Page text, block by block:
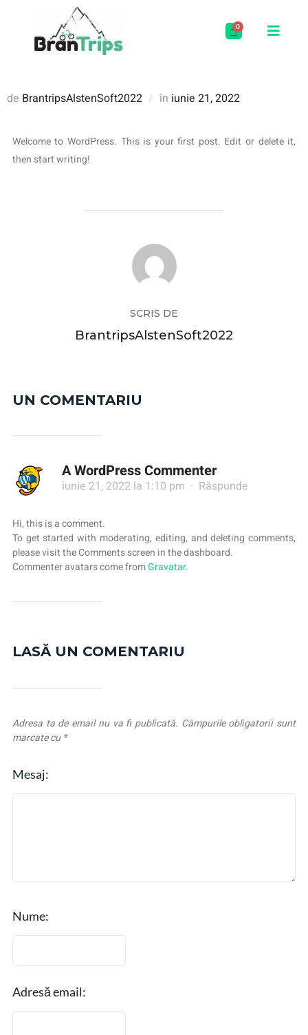
de BrantripsAlstenSoft2022 în iunie 21, 2022
Welcome to WordPress. This is your first post. Edit or delete it,
then start writing!
AUTOR ARTICOL
SCRIS DE
BrantripsAlstenSoft2022
UN COMENTARIU
A WordPress Commenter
iunie 21, 2022 la 1:10 pm · Răspunde
Hi, this is a comment.
To get started with moderating, editing, and deleting comments,
please visit the Comments screen in the dashboard.
Commenter avatars come fromGravatar.
LASĂ UN COMENTARIU
Adresa ta de email nu va fi publicată. Câmpurile obligatorii sunt
marcate cu*
Mesaj:
Nume:
Adresă email: